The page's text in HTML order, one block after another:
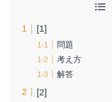
[1]
問題
考え方
解答
[2]